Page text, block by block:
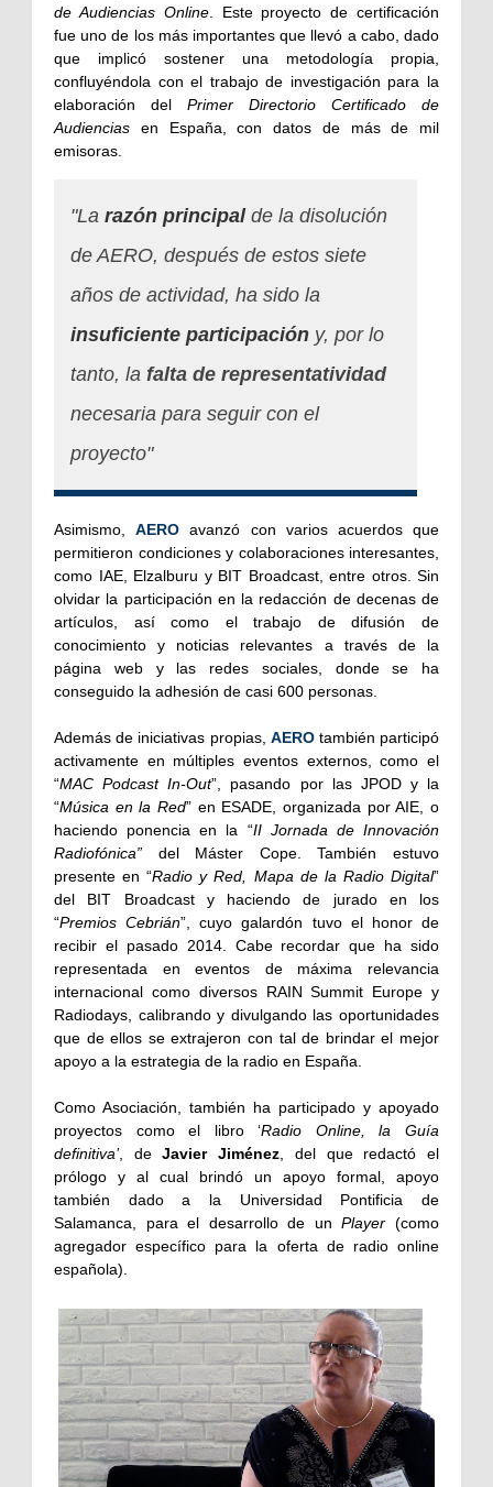
de Audiencias Online. Este proyecto de certificación
fue uno de los más importantes que llevó a cabo, dado
que implicó sostener una metodología propia,
confluyéndola con el trabajo de investigación para la
elaboración del Primer Directorio Certificado de
Audiencias en España, con datos de más de mil
emisoras.
"La razón principalde la disolución
de AERO, después de estos siete
años de actividad, ha sido la
insuficiente participación y, por lo
tanto, la falta de representatividad
necesaria para seguir con el
proyecto"
Asimismo,AERO avanzó con varios acuerdos que
permitieron condiciones y colaboraciones interesantes,
como IAE, Elzalburu y BIT Broadcast, entre otros. Sin
olvidar la participación en la redacción de decenas de
artículos, así como el trabajo de difusión de
conocimiento y noticias relevantes a través de la
página web y las redes sociales, donde se ha
conseguido la adhesión de casi 600 personas.
Además de iniciativas propias, AERO también participó
activamente en múltiples eventos externos, como el
“MAC Podcast In-Out”, pasando por las JPOD y la
“Música en la Red” en ESADE, organizada por AIE, o
haciendo ponencia en la “II Jornada de Innovación
Radiofónica” del Máster Cope. También estuvo
presente en “Radio y Red, Mapa de la Radio Digital”
del BIT Broadcast y haciendo de jurado en los
“Premios Cebrián”, cuyo galardón tuvo el honor de
recibir el pasado 2014. Cabe recordar que ha sido
representada en eventos de máxima relevancia
internacional como diversos RAIN Summit Europe y
Radiodays, calibrando y divulgando las oportunidades
que de ellos se extrajeron con tal de brindar el mejor
apoyo a la estrategia de la radio en España.
Como Asociación, también ha participado y apoyado
proyectos como el libro ‘Radio Online, la Guía
definitiva’, deJavier Jiménez, del que redactó el
prólogo y al cual brindó un apoyo formal, apoyo
también dado a la Universidad Pontificia de
Salamanca, para el desarrollo de unPlayer (como
agregador específico para la oferta de radio online
española).